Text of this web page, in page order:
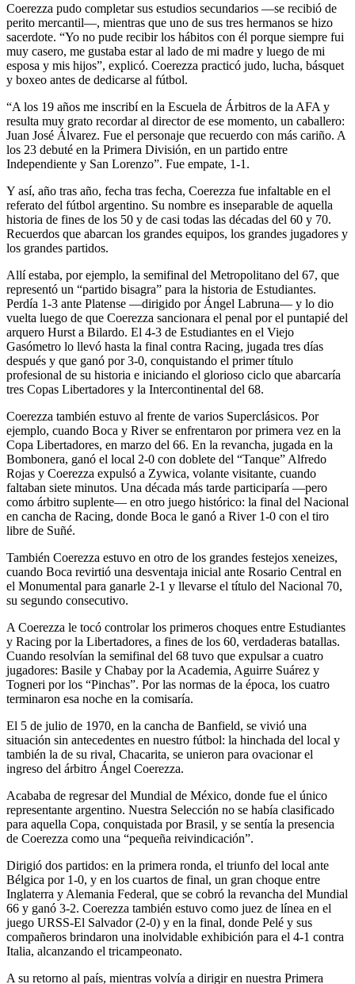
Coerezza pudo completar sus estudios secundarios —se recibió de
perito mercantil—, mientras que uno de sus tres hermanos se hizo
sacerdote. “Yo no pude recibir los hábitos con él porque siempre fui
muy casero, me gustaba estar al lado de mi madre y luego de mi
esposa y mis hijos”, explicó. Coerezza practicó judo, lucha, básquet
y boxeo antes de dedicarse al fútbol.
“A los 19 años me inscribí en la Escuela de Árbitros de la AFA y
resulta muy grato recordar al director de ese momento, un caballero:
Juan José Álvarez. Fue el personaje que recuerdo con más cariño. A
los 23 debuté en la Primera División, en un partido entre
Independiente y San Lorenzo”. Fue empate, 1-1.
Y así, año tras año, fecha tras fecha, Coerezza fue infaltable en el
referato del fútbol argentino. Su nombre es inseparable de aquella
historia de fines de los 50 y de casi todas las décadas del 60 y 70.
Recuerdos que abarcan los grandes equipos, los grandes jugadores y
los grandes partidos.
Allí estaba, por ejemplo, la semifinal del Metropolitano del 67, que
representó un “partido bisagra” para la historia de Estudiantes.
Perdía 1-3 ante Platense —dirigido por Ángel Labruna— y lo dio
vuelta luego de que Coerezza sancionara el penal por el puntapié del
arquero Hurst a Bilardo. El 4-3 de Estudiantes en el Viejo
Gasómetro lo llevó hasta la final contra Racing, jugada tres días
después y que ganó por 3-0, conquistando el primer título
profesional de su historia e iniciando el glorioso ciclo que abarcaría
tres Copas Libertadores y la Intercontinental del 68.
Coerezza también estuvo al frente de varios Superclásicos. Por
ejemplo, cuando Boca y River se enfrentaron por primera vez en la
Copa Libertadores, en marzo del 66. En la revancha, jugada en la
Bombonera, ganó el local 2-0 con doblete del “Tanque” Alfredo
Rojas y Coerezza expulsó a Zywica, volante visitante, cuando
faltaban siete minutos. Una década más tarde participaría —pero
como árbitro suplente— en otro juego histórico: la final del Nacional
en cancha de Racing, donde Boca le ganó a River 1-0 con el tiro
libre de Suñé.
También Coerezza estuvo en otro de los grandes festejos xeneizes,
cuando Boca revirtió una desventaja inicial ante Rosario Central en
el Monumental para ganarle 2-1 y llevarse el título del Nacional 70,
su segundo consecutivo.
A Coerezza le tocó controlar los primeros choques entre Estudiantes
y Racing por la Libertadores, a fines de los 60, verdaderas batallas.
Cuando resolvían la semifinal del 68 tuvo que expulsar a cuatro
jugadores: Basile y Chabay por la Academia, Aguirre Suárez y
Togneri por los “Pinchas”. Por las normas de la época, los cuatro
terminaron esa noche en la comisaría.
El 5 de julio de 1970, en la cancha de Banfield, se vivió una
situación sin antecedentes en nuestro fútbol: la hinchada del local y
también la de su rival, Chacarita, se unieron para ovacionar el
ingreso del árbitro Ángel Coerezza.
Acababa de regresar del Mundial de México, donde fue el único
representante argentino. Nuestra Selección no se había clasificado
para aquella Copa, conquistada por Brasil, y se sentía la presencia
de Coerezza como una “pequeña reivindicación”.
Dirigió dos partidos: en la primera ronda, el triunfo del local ante
Bélgica por 1-0, y en los cuartos de final, un gran choque entre
Inglaterra y Alemania Federal, que se cobró la revancha del Mundial
66 y ganó 3-2. Coerezza también estuvo como juez de línea en el
juego URSS-El Salvador (2-0) y en la final, donde Pelé y sus
compañeros brindaron una inolvidable exhibición para el 4-1 contra
Italia, alcanzando el tricampeonato.
A su retorno al país, mientras volvía a dirigir en nuestra Primera